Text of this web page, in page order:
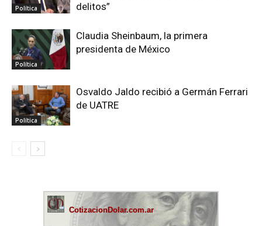
Política
delitos”
Política
Claudia Sheinbaum, la primera
presidenta de México
Política
Osvaldo Jaldo recibió a Germán Ferrari
de UATRE